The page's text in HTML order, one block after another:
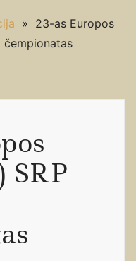
» 23-as Europos
čempionatas
SRP